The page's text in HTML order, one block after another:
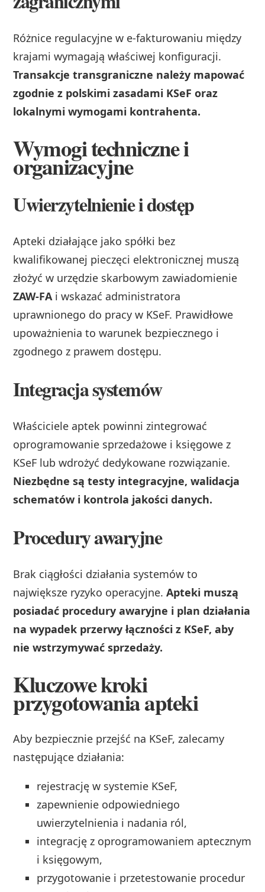
Różnice regulacyjne w e-fakturowaniu między
krajami wymagają właściwej konfiguracji.
Transakcje transgraniczne należy mapować
zgodnie z polskimi zasadami KSeF oraz
lokalnymi wymogami kontrahenta.
Wymogi techniczne i
organizacyjne
Uwierzytelnienie i dostęp
Apteki działające jako spółki bez
kwalifikowanej pieczęci elektronicznej muszą
złożyć w urzędzie skarbowym zawiadomienie
ZAW-FAi wskazać administratora
uprawnionego do pracy w KSeF. Prawidłowe
upoważnienia to warunek bezpiecznego i
zgodnego z prawem dostępu.
Integracja systemów
Właściciele aptek powinni zintegrować
oprogramowanie sprzedażowe i księgowe z
KSeF lub wdrożyć dedykowane rozwiązanie.
Niezbędne są testy integracyjne, walidacja
schematów i kontrola jakości danych.
Procedury awaryjne
Brak ciągłości działania systemów to
największe ryzyko operacyjne.Apteki muszą
posiadać procedury awaryjne i plan działania
na wypadek przerwy łączności z KSeF, aby
nie wstrzymywać sprzedaży.
Kluczowe kroki
przygotowania apteki
Aby bezpiecznie przejść na KSeF, zalecamy
następujące działania:
rejestrację w systemie KSeF,
zapewnienie odpowiedniego
uwierzytelnienia i nadania ról,
integrację z oprogramowaniem aptecznym
i księgowym,
przygotowanie i przetestowanie procedur